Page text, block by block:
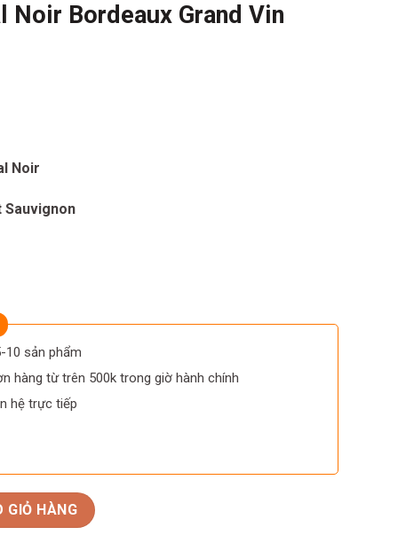
Noir Bordeaux Grand Vin
Noir
10 sản phẩm
hàng từ trên 500k trong giờ hành chính
hệ trực tiếp
Grand Vin số lượng
GIỎ HÀNG